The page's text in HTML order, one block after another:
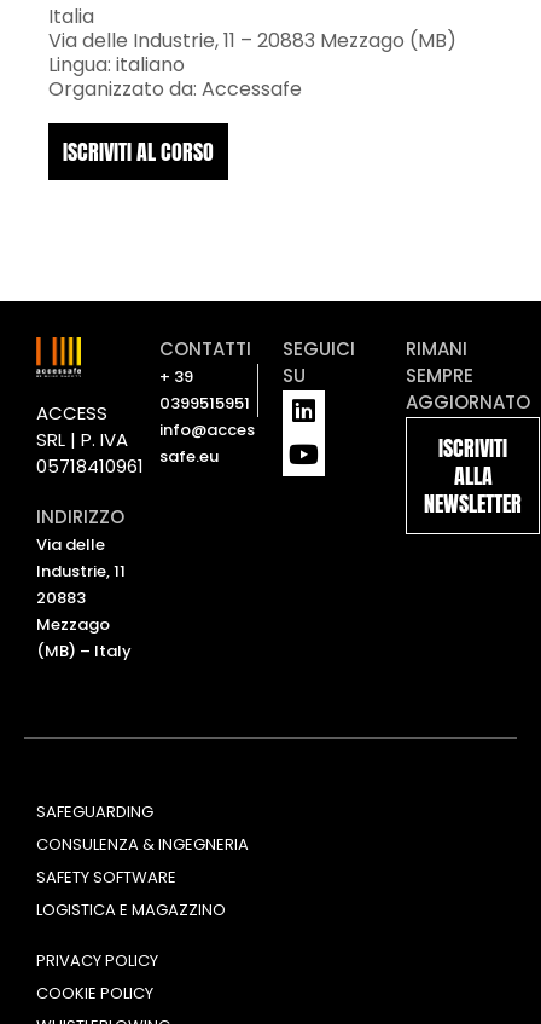
Italia
Via delle Industrie, 11 – 20883 Mezzago (MB)
Lingua: italiano
Organizzato da: Accessafe
ISCRIVITI AL CORSO
ACCESS
SRL | P. IVA
05718410961
INDIRIZZO
Via delle
Industrie, 11
20883
Mezzago
(MB) – Italy
CONTATTI
+ 39
0399515951
info@acces
safe.eu
SEGUICI
SU
L
i
n
k
Y
o
u
t
RIMANI
SEMPRE
AGGIORNATO
ISCRIVITI
ALLA
NEWSLETTER
SAFEGUARDING
CONSULENZA & INGEGNERIA
SAFETY SOFTWARE
LOGISTICA E MAGAZZINO
PRIVACY POLICY
COOKIE POLICY